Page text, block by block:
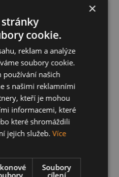
×
cookie.
reklam a analýze
soubory cookie.
používání našich
s našimi reklamními
kteří je mohou
informacemi, které
které shromáždili
jejich služeb.Více
Soubory
cílení